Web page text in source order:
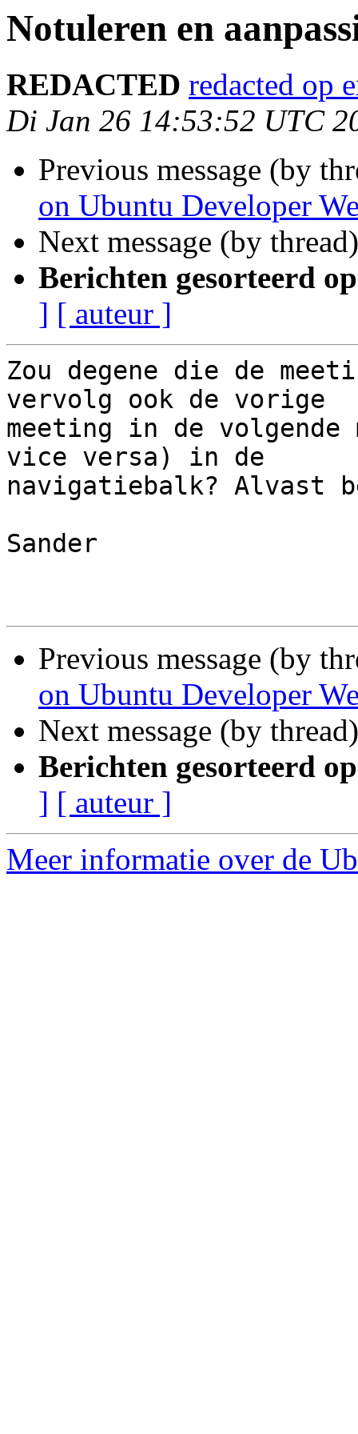
Notuleren en
REDACTED redacted op
Di Jan 26 14:53:52 UTC
Previous message (by
on Ubuntu Developer
Next message (by
Berichten gesorteerd
] [ auteur ]
Zou degene die de
vervolg ook de vorige
meeting in de
vice versa) in de
navigatiebalk? Alvast
Sander
Previous message (by
on Ubuntu Developer
Next message (by
Berichten gesorteerd
] [ auteur ]
Meer informatie over de